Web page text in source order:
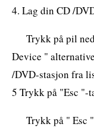
4. Lag din CD /
Trykk på pil
Device "
/DVD-stasjon fra
5 Trykk på "Esc "-
Trykk på " Esc